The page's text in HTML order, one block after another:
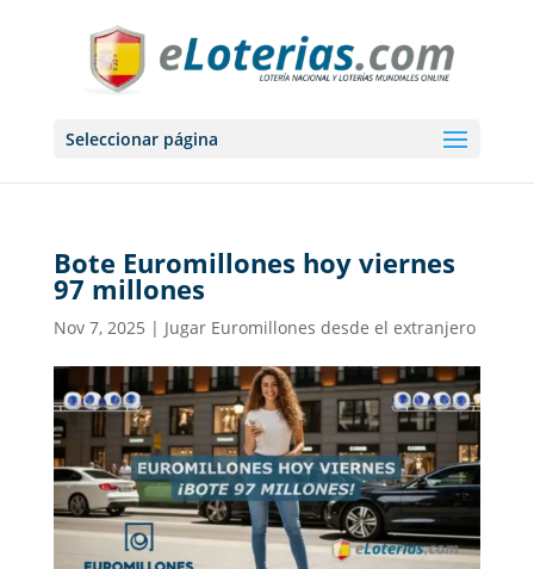
Seleccionar página
Bote Euromillones hoy viernes
97 millones
Nov 7, 2025 | Jugar Euromillones desde el extranjero